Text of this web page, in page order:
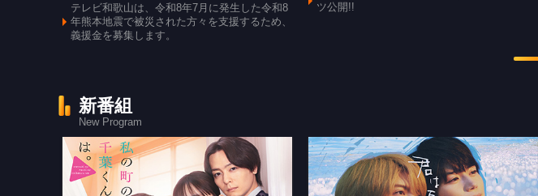
テレビ和歌山は、令和8年7月に発生した令和8
年熊本地震で被災された方々を支援するため、
義援金を募集します。
ツ公開!!
新番組
New Program